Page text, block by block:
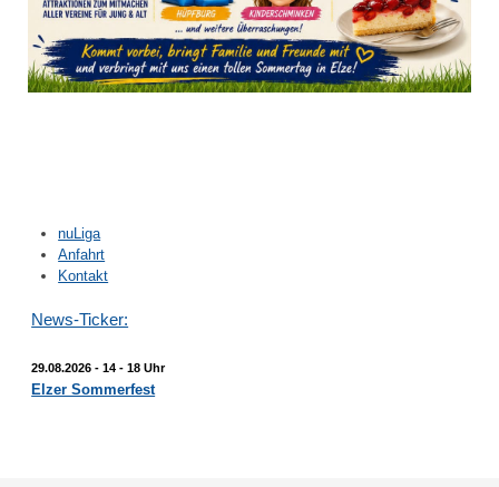
nuLiga
Anfahrt
Kontakt
News-Ticker:
29.08.2026 -14 - 18 Uhr
Elzer Sommerfest